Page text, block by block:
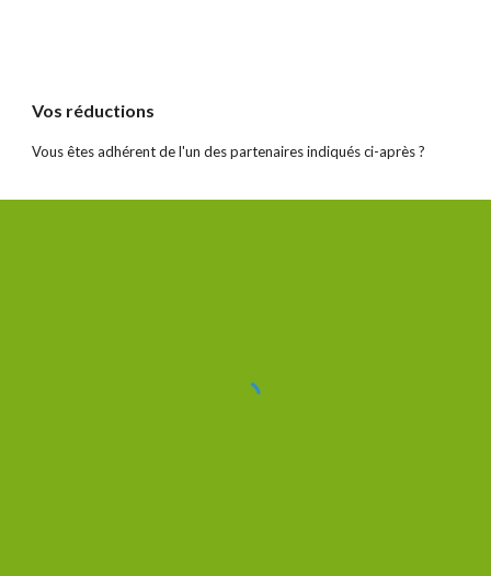
Vos réductions
Vous êtes adhérent de l'un des partenaires indiqués ci-après ?